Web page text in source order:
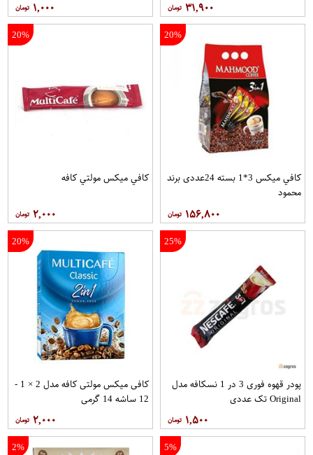
۳۱,۹۰۰ ۱,۰۰۰
20%
کافي ميکس 3*1 بسته 24عددی برند
محمود
۱۵۶,۸۰۰
20%
کافي ميکس مولتي کافه
۲,۰۰۰
25%
پودر قهوه فوری 3 در 1 نسکافه مدل
Original تک عددی
۱,۵۰۰
20%
کافی میکس مولتی کافه مدل 2 × 1 -
12 ساشه 14 گرمی
۲,۰۰۰
5%
2%